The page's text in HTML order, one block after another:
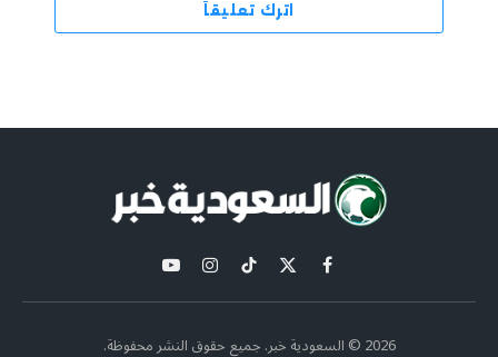
اترك تعليقاً
فيسبوك
X
(Twitter)
تيكتوكالانستغراميوتيوب
2026 © السعودية خبر. جميع حقوق النشر محفوظة.